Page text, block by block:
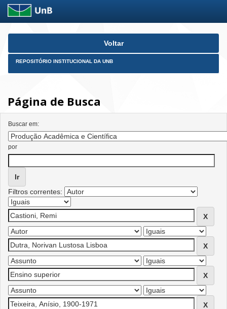
Skip
Voltar
REPOSITÓRIO INSTITUCIONAL DA UNB
Página de Busca
Buscar em:
por
Filtros correntes: